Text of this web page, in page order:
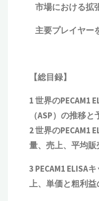
市場における拡
主要プレイヤー
【総目録】
1 世界のPECAM1
（ASP）の推移と
2 世界のPECAM1
量、売上、平均販
3 PECAM1 ELISA
上、単価と粗利益